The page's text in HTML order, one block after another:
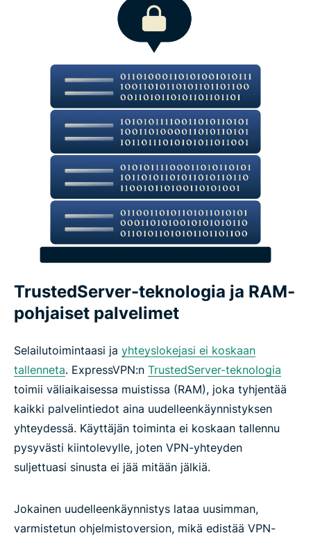
Hanki nämä ominaisuudet ja paljon muuta, täysin
ExpressVPN:n keskeiset yksityisyys- ja
turvaominaisuudet
ExpressVPN:n ominaisuudet suorituskykyisiin
yhteyksiin
Verkkotason suojaus- ja suodatusominaisuudet
Suojaa salasanasi ExpressKeysillä
Pidä tekoälykeskustelusi luottamuksellisina
ExpressAI:lla
Suojaa sähköpostisi ExpressMailGuardilla
Identity Defender (vain Yhdysvaltojen tilauksilla)
Automatisoi VPN-yhteys ExpressVPN:n MCP-
palvelimella
Mitkä ominaisuudet tekevät VPN:stä luotettavan?
TrustedServer-teknologia ja RAM-
pohjaiset palvelimet
Selailutoimintaasi ja yhteyslokejasi ei koskaan
tallenneta. ExpressVPN:n TrustedServer-teknologia
toimii väliaikaisessa muistissa (RAM), joka tyhjentää
kaikki palvelintiedot aina uudelleenkäynnistyksen
yhteydessä. Käyttäjän toiminta ei koskaan tallennu
pysyvästi kiintolevylle, joten VPN-yhteyden
suljettuasi sinusta ei jää mitään jälkiä.
Jokainen uudelleenkäynnistys lataa uusimman,
varmistetun ohjelmistoversion, mikä edistää VPN-